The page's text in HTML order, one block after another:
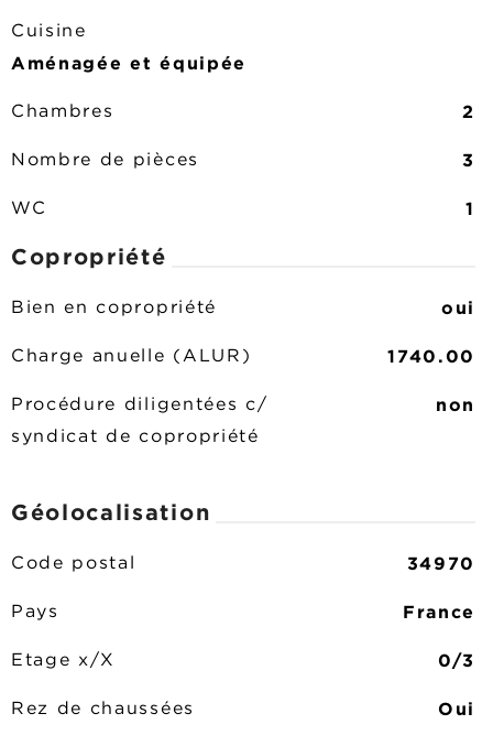
Cuisine
Aménagée et équipée
Chambres 2
Nombre de pièces 3
WC 1
Copropriété
Bien en copropriété oui
Charge anuelle (ALUR) 1740.00
Procédure diligentées c/
syndicat de copropriété
non
Géolocalisation
Code postal 34970
Pays France
Etage x/X 0/3
Rez de chaussées Oui